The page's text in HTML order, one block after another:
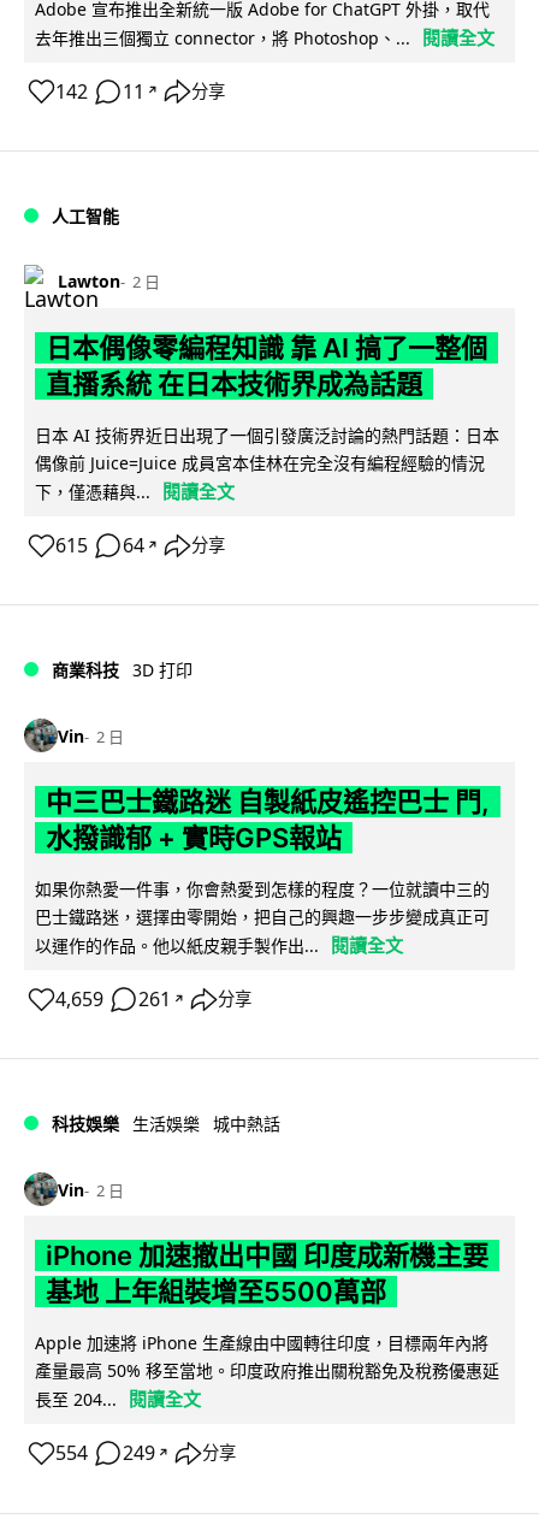
Adobe 宣布推出全新統一版 Adobe for ChatGPT 外掛，取代
去年推出三個獨立 connector，將 Photoshop、...
閱讀全文
142 11 ↗ 分享
人工智能
Lawton 2 日
日本偶像零編程知識 靠 AI 搞了一整個
直播系統 在日本技術界成為話題
日本 AI 技術界近日出現了一個引發廣泛討論的熱門話題：日本
偶像前 Juice=Juice 成員宮本佳林在完全沒有編程經驗的情況
下，僅憑藉與...
閱讀全文
615 64 ↗ 分享
商業科技 3D 打印
Vin 2 日
中三巴士鐵路迷 自製紙皮遙控巴士 門,
水撥識郁 + 實時GPS報站
如果你熱愛一件事，你會熱愛到怎樣的程度？一位就讀中三的
巴士鐵路迷，選擇由零開始，把自己的興趣一步步變成真正可
以運作的作品。他以紙皮親手製作出...
閱讀全文
4,659 261 ↗ 分享
科技娛樂 生活娛樂 城中熱話
Vin 2 日
iPhone 加速撤出中國 印度成新機主要
基地 上年組裝增至5500萬部
Apple 加速將 iPhone 生產線由中國轉往印度，目標兩年內將
產量最高 50% 移至當地。印度政府推出關稅豁免及稅務優惠延
長至 204...
閱讀全文
554 249 ↗ 分享